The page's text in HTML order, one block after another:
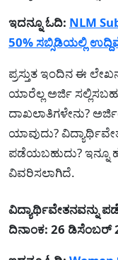
ಇದನ್ನೂ ಓದಿ: NLM
50% ಸಬ್ಸಿಡಿಯಲ್ಲಿ
ಪ್ರಸ್ತುತ ಇಂದಿನ ಈ
ಯಾರೆಲ್ಲ ಅರ್ಜಿ
ದಾಖಲಾತಿಗಳೇನು?
ಯಾವುದು?
ಪಡೆಯಬಹುದು? ಇನ್ನೂ
ವಿವರಿಸಲಾಗಿದೆ.
ವಿದ್ಯಾರ್ಥಿವೇತನವನ್ನು
ದಿನಾಂಕ: 26 ಡಿಸೆಂಬರ್